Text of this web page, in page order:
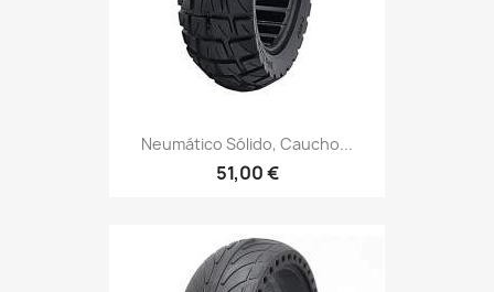
Neumático Sólido, Caucho...
51,00 €